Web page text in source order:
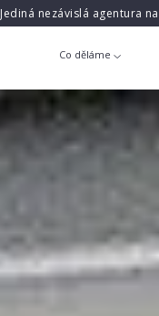
Jediná nezávislá agentura
Co děláme